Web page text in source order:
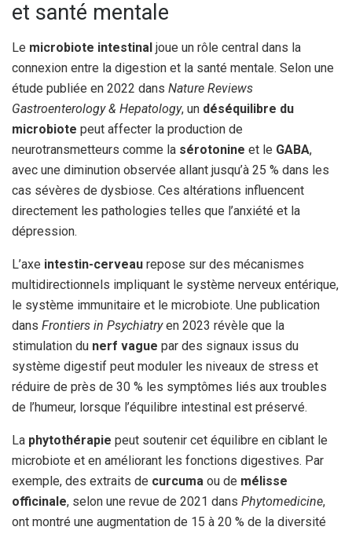
et santé mentale
Le microbiote intestinal joue un rôle central dans la
connexion entre la digestion et la santé mentale. Selon une
étude publiée en 2022 dans Nature Reviews
Gastroenterology & Hepatology, un déséquilibre du
microbiote peut affecter la production de
neurotransmetteurs comme la sérotonine et le GABA,
avec une diminution observée allant jusqu’à 25 % dans les
cas sévères de dysbiose. Ces altérations influencent
directement les pathologies telles que l’anxiété et la
dépression.
L’axe intestin-cerveau repose sur des mécanismes
multidirectionnels impliquant le système nerveux entérique,
le système immunitaire et le microbiote. Une publication
dans Frontiers in Psychiatryen 2023 révèle que la
stimulation du nerf vague par des signaux issus du
système digestif peut moduler les niveaux de stress et
réduire de près de 30 % les symptômes liés aux troubles
de l’humeur, lorsque l’équilibre intestinal est préservé.
La phytothérapie peut soutenir cet équilibre en ciblant le
microbiote et en améliorant les fonctions digestives. Par
exemple, des extraits de curcuma ou de mélisse
officinale, selon une revue de 2021 dans Phytomedicine,
ont montré une augmentation de 15 à 20 % de la diversité